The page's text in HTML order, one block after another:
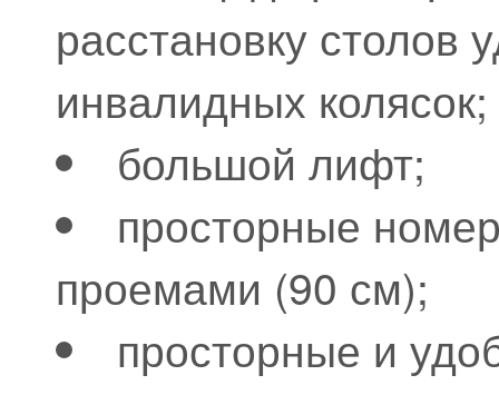
расстановку столов
инвалидных колясок;
большой лифт;
просторные
проемами (90 см);
просторные и